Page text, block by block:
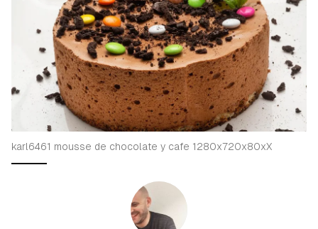
karl6461 mousse de chocolate y cafe 1280x720x80xX